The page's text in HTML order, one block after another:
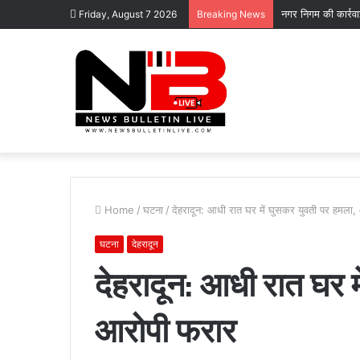
Friday, August 7 2026 Breaking News नगर निगम की
Home / घटना / देहरादून: आधी रात घर में घुसकर युवती पर हमला,
घटना देहरादून
देहरादून: आधी रात
आरोपी फरार
के
दुगड्डा